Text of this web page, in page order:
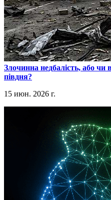
​Злочинна недбалість, або чи
півдня?
15 июн. 2026 г.